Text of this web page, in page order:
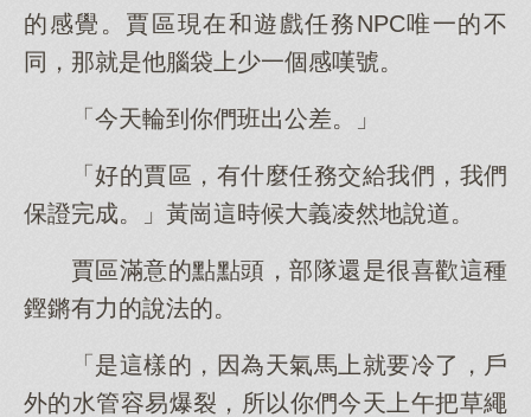
的感覺。賈區現在和遊戲任務NPC唯一的不
同，那就是他腦袋上少一個感嘆號。
「今天輪到你們班出公差。」
「好的賈區，有什麼任務交給我們，我們
保證完成。」黃崗這時候大義凌然地說道。
賈區滿意的點點頭，部隊還是很喜歡這種
鏗鏘有力的說法的。
「是這樣的，因為天氣馬上就要冷了，戶
外的水管容易爆裂，所以你們今天上午把草繩